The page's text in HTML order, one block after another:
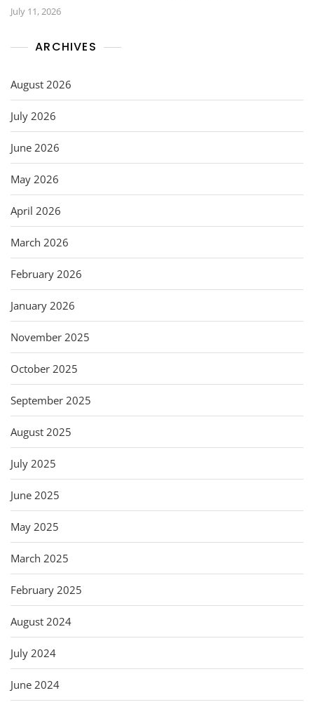
July 11, 2026
ARCHIVES
August 2026
July 2026
June 2026
May 2026
April 2026
March 2026
February 2026
January 2026
November 2025
October 2025
September 2025
August 2025
July 2025
June 2025
May 2025
March 2025
February 2025
August 2024
July 2024
June 2024